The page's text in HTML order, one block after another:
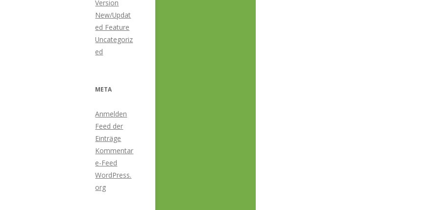
Version
New/Updat
ed Feature
Uncategoriz
ed
META
Anmelden
Feed der
Einträge
Kommentar
e-Feed
WordPress.
org